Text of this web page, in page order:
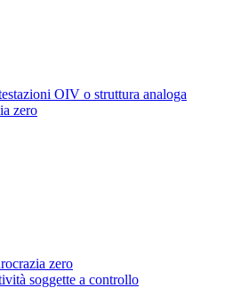
OIV o struttura analoga
zero
zero
soggette a controllo